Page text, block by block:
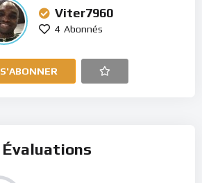
Viter7960
4 Abonnés
S'ABONNER
Évaluations